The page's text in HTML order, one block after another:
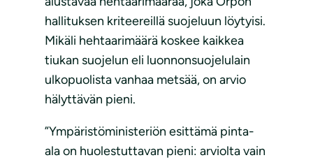
hallituksen kriteereillä suojeluun löytyisi.
Mikäli hehtaarimäärä koskee kaikkea
tiukan suojelun eli luonnonsuojelulain
ulkopuolista vanhaa metsää, on arvio
hälyttävän pieni.
”Ympäristöministeriön esittämä pinta-
ala on huolestuttavan pieni: arviolta vain